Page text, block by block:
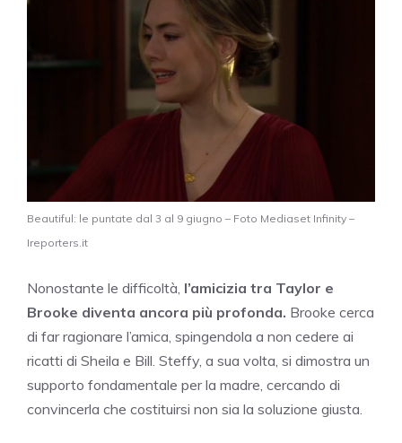
Beautiful: le puntate dal 3 al 9 giugno – Foto Mediaset Infinity –
Ireporters.it
Nonostante le difficoltà, l’amicizia tra Taylor e
Brooke diventa ancora più profonda. Brooke cerca
di far ragionare l’amica, spingendola a non cedere ai
ricatti di Sheila e Bill. Steffy, a sua volta, si dimostra un
supporto fondamentale per la madre, cercando di
convincerla che costituirsi non sia la soluzione giusta.